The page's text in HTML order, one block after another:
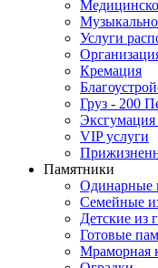
Услуги
Кремация
Груз - 200
Эксгумация
VIP услуги
Памятники
Одинарные
Семейные
Детские из
Готовые
Мраморная